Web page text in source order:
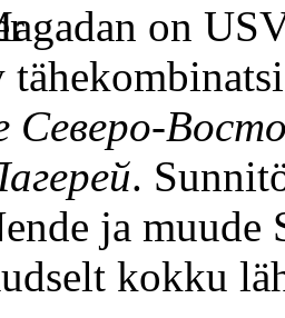
on
Северо-
.
ja muude
kokku